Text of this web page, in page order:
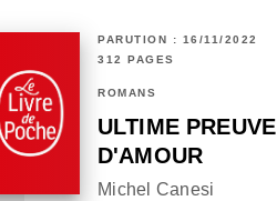
PARUTION : 16/11/2022
312 PAGES
ROMANS
ULTIME PREUVE
D'AMOUR
Michel Canesi